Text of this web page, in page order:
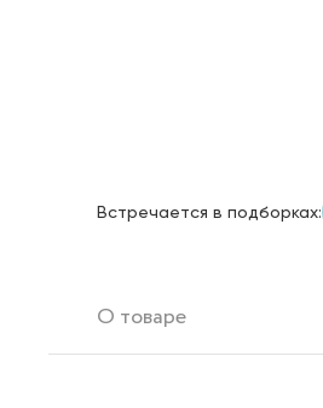
Встречается в подборках:
О товаре